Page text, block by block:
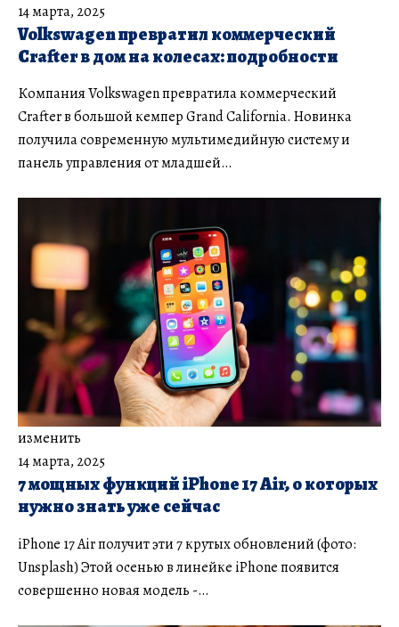
14 марта, 2025
Volkswagen превратил коммерческий
Crafter в дом на колесах: подробности
Компания Volkswagen превратила коммерческий
Crafter в большой кемпер Grand California. Новинка
получила современную мультимедийную систему и
панель управления от младшей…
изменить
14 марта, 2025
7 мощных функций iPhone 17 Air, о которых
нужно знать уже сейчас
iPhone 17 Air получит эти 7 крутых обновлений (фото:
Unsplash) Этой осенью в линейке iPhone появится
совершенно новая модель -…